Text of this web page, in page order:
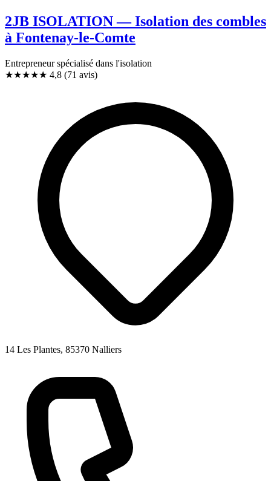
2JB ISOLATION — Isolation des combles
à Fontenay-le-Comte
Entrepreneur spécialisé dans l'isolation
★★★★★ 4,8 (71 avis)
14 Les Plantes, 85370 Nalliers